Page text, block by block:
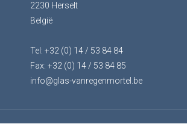
2230 Herselt
België
Tel: +32 (0) 14 / 53 84 84
Fax: +32 (0) 14 / 53 84 85
info@glas-vanregenmortel.be